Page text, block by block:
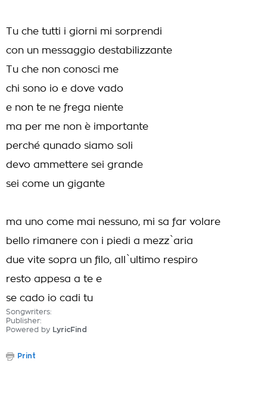
Tu che tutti i giorni mi sorprendi
con un messaggio destabilizzante
Tu che non conosci me
chi sono io e dove vado
e non te ne frega niente
ma per me non è importante
perché qunado siamo soli
devo ammettere sei grande
sei come un gigante
ma uno come mai nessuno, mi sa far volare
bello rimanere con i piedi a mezz`aria
due vite sopra un filo, all`ultimo respiro
resto appesa a te e
se cado io cadi tu
Songwriters:
Publisher:
Powered by LyricFind
Print